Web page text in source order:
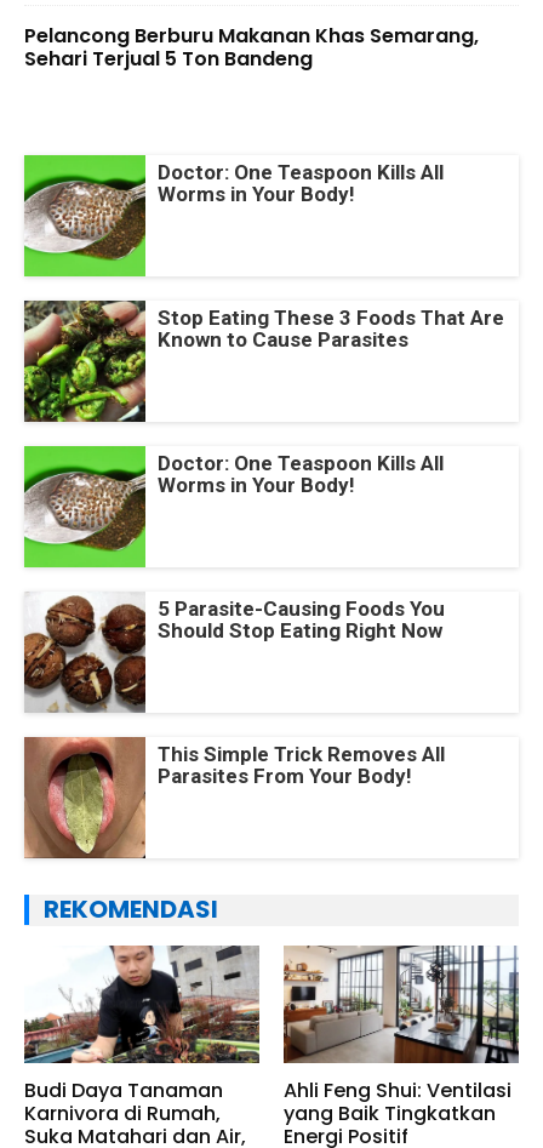
Pelancong Berburu Makanan Khas Semarang,
Sehari Terjual 5 Ton Bandeng
Doctor: One Teaspoon Kills All
Worms in Your Body!
Stop Eating These 3 Foods That Are
Known to Cause Parasites
Doctor: One Teaspoon Kills All
Worms in Your Body!
5 Parasite-Causing Foods You
Should Stop Eating Right Now
This Simple Trick Removes All
Parasites From Your Body!
REKOMENDASI
Budi Daya Tanaman
Karnivora di Rumah,
Suka Matahari dan Air,
Ahli Feng Shui: Ventilasi
yang Baik Tingkatkan
Energi Positif